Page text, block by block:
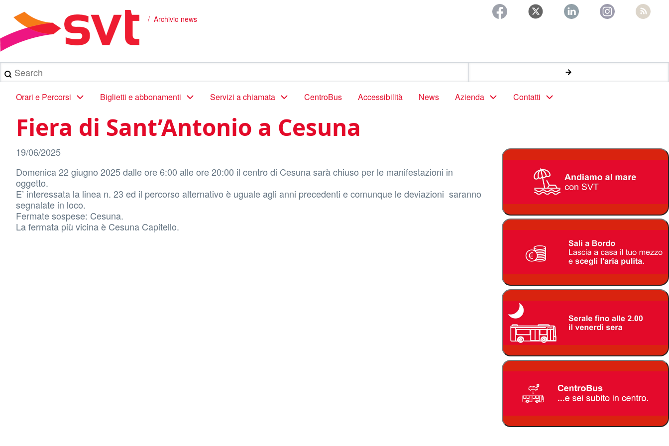
contenuto
principale
Briciole
di
pane
Archivio news
Search
Main
navigation
Orari e Percorsi Biglietti e abbonamenti Servizi a chiamata CentroBus Accessibilità News Azienda Contatti
Fiera di Sant’Antonio a Cesuna
19/06/2025
Domenica 22 giugno 2025 dalle ore 6:00 alle ore 20:00 il centro di Cesuna sarà chiuso per le manifestazioni in
oggetto.
E’ interessata la linea n. 23 ed il percorso alternativo è uguale agli anni precedenti e comunque le deviazioni saranno
segnalate in loco.
Fermate sospese: Cesuna.
La fermata più vicina è Cesuna Capitello.